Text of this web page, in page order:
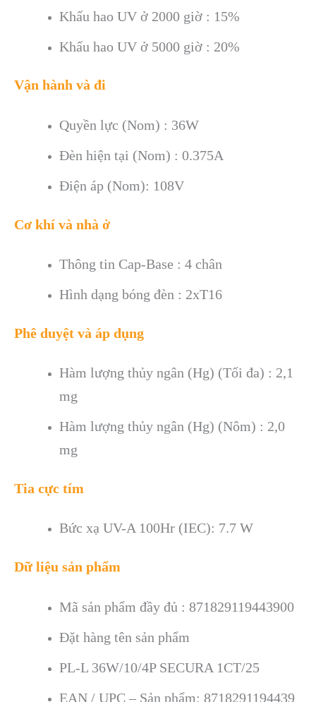
Khấu hao UV ở 2000 giờ : 15%
Khấu hao UV ở 5000 giờ : 20%
Vận hành và đi
Quyền lực (Nom) : 36W
Đèn hiện tại (Nom) : 0.375A
Điện áp (Nom): 108V
Cơ khí và nhà ở
Thông tin Cap-Base : 4 chân
Hình dạng bóng đèn : 2xT16
Phê duyệt và áp dụng
Hàm lượng thủy ngân (Hg) (Tối đa) : 2,1
mg
Hàm lượng thủy ngân (Hg) (Nôm) : 2,0
mg
Tia cực tím
Bức xạ UV-A 100Hr (IEC): 7.7 W
Dữ liệu sản phẩm
Mã sản phẩm đầy đủ : 871829119443900
Đặt hàng tên sản phẩm
PL-L 36W/10/4P SECURA 1CT/25
EAN / UPC – Sản phẩm: 8718291194439